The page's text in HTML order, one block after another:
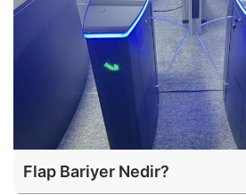
Flap Bariyer Nedir?